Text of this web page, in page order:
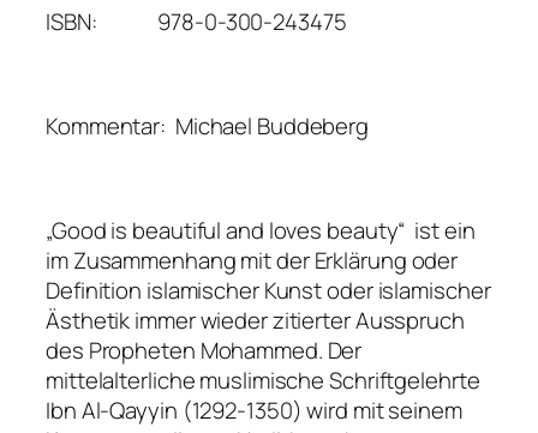
ISBN: 978-0-300-243475
Kommentar: Michael Buddeberg
„Good is beautiful and loves beauty“ ist ein
im Zusammenhang mit der Erklärung oder
Definition islamischer Kunst oder islamischer
Ästhetik immer wieder zitierter Ausspruch
des Propheten Mohammed. Der
mittelalterliche muslimische Schriftgelehrte
Ibn Al-Qayyin (1292-1350) wird mit seinem